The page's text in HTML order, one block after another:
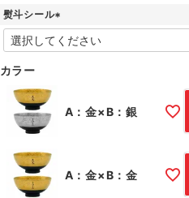
須
)
熨斗シール
(
必
カラー
A：金×B：銀
A：金×B：金